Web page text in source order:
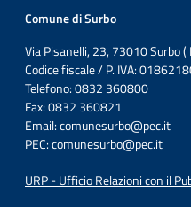
Comune di Surbo
Via Pisanelli, 23, 73010 Surbo (
Codice fiscale / P. IVA:
Telefono: 0832 360800
Fax: 0832 360821
Email:comunesurbo@pec.it
PEC:comunesurbo@pec.it
URP - Ufficio Relazioni con il